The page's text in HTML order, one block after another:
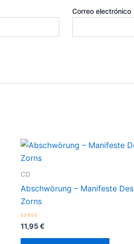
Correo electrónico
CD
Abschwörung – Manifeste Des
Zorns
Valorado
con
0
11,95€